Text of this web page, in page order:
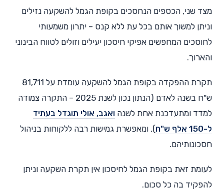
מצד שני, הכספים הנחסכים בקופת הגמל להשקעה נזילים
וניתן למשוך אותם בכל עת ללא קנס – יתרון משמעותי
לחוסכים המחפשים אפיקי חיסכון יעילים וזולים לטווח הבינוני
והארוך.
תקרת ההפקדה בקופת הגמל להשקעה עומדת על 81,711
ש"ח בשנה לאדם (הנתון נכון לשנת 2025 – התקרה צמודה
למדד ומתעדכנת אחת לשנה ואגב, אולי תוגדל בעתיד
ל-150 אלף ש"ח
), ומאפשרת גמישות רבה ללקוחות בניהול
חסכונותיהם.
לעומת זאת בקופת הגמל לחיסכון אין תקרת השקעה וניתן
להפקיד בה כל סכום.